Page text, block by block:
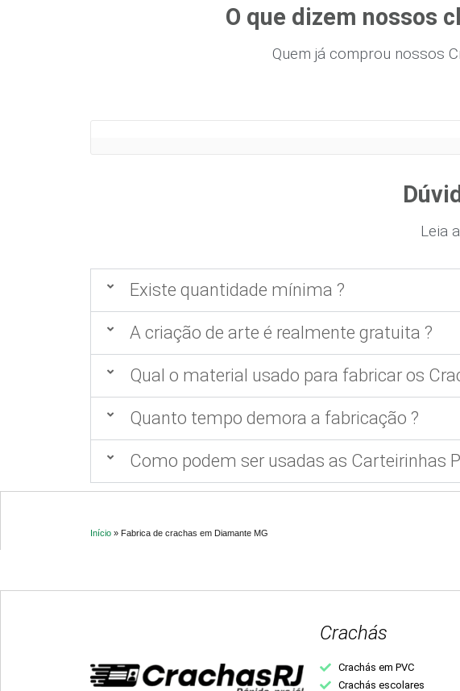
O que dizem nossos
Quem já comprou nossos
Leia
Existe quantidade mínima ?
A criação de arte é realmente gratuita ?
Qual o material usado para fabricar os
Quanto tempo demora a fabricação ?
Como podem ser usadas as Carteirinhas
Início » Fabrica de crachas em Diamante MG
Crachás
Crachás em PVC
Crachás escolares